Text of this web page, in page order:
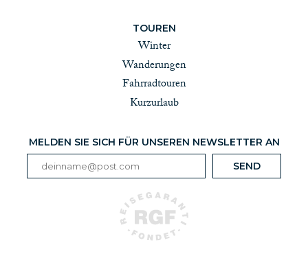
TOUREN
Winter
Wanderungen
Fahrradtouren
Kurzurlaub
MELDEN SIE SICH FÜR UNSEREN NEWSLETTER AN